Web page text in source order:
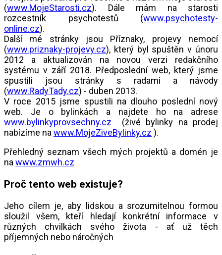
(www.MojeStarosti.cz). Dále mám na starosti
rozcestník psychotestů (www.psychotesty-
online.cz).
Další mé stránky jsou Příznaky, projevy nemocí
(www.priznaky-projevy.cz), který byl spuštěn v únoru
2012 a aktualizován na novou verzi redakčního
systému v září 2018. Předposlední web, který jsme
spustili jsou stránky s radami a návody
(www.RadyTady.cz) - duben 2013.
V roce 2015 jsme spustili na dlouho poslední nový
web. Je o bylinkách a najdete ho na adrese
www.bylinkyprovsechny.cz (živé bylinky na prodej
nabízíme na www.MojeZiveBylinky.cz ).
Přehledný seznam všech mých projektů a domén je
na www.zmwh.cz
Proč tento web existuje?
Jeho cílem je, aby lidskou a srozumitelnou formou
sloužil všem, kteří hledají konkrétní informace v
různých chvilkách svého života - ať už těch
příjemných nebo náročných